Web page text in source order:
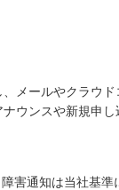
メールやクラウド
ナウンスや新規申
害通知は当社基